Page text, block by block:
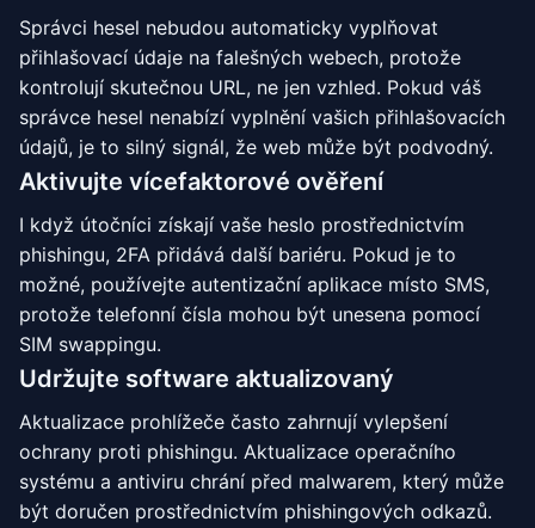
Správci hesel nebudou automaticky vyplňovat
přihlašovací údaje na falešných webech, protože
kontrolují skutečnou URL, ne jen vzhled. Pokud váš
správce hesel nenabízí vyplnění vašich přihlašovacích
údajů, je to silný signál, že web může být podvodný.
Aktivujte vícefaktorové ověření
I když útočníci získají vaše heslo prostřednictvím
phishingu, 2FA přidává další bariéru. Pokud je to
možné, používejte autentizační aplikace místo SMS,
protože telefonní čísla mohou být unesena pomocí
SIM swappingu.
Udržujte software aktualizovaný
Aktualizace prohlížeče často zahrnují vylepšení
ochrany proti phishingu. Aktualizace operačního
systému a antiviru chrání před malwarem, který může
být doručen prostřednictvím phishingových odkazů.